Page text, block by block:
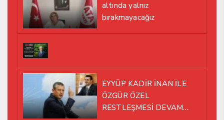
altında yalnız
bırakmayacağız
EYYÜP KADİR İNAN İLE
ÖZGÜR ÖZEL
RESTLEŞMESİ DEVAM